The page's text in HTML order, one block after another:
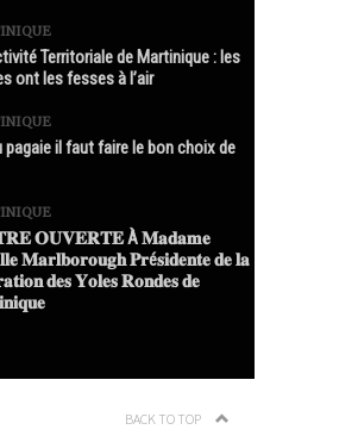
Territoriale de Martinique : les
ont les fesses à l’air
pagaie il faut faire le bon choix de
𝐎𝐔𝐕𝐄𝐑𝐓𝐄 À 𝐌𝐚𝐝𝐚𝐦𝐞
𝐌𝐚𝐫𝐥𝐛𝐨𝐫𝐨𝐮𝐠𝐡 𝐏𝐫é𝐬𝐢𝐝𝐞𝐧𝐭𝐞 𝐝𝐞 𝐥𝐚
𝐝𝐞𝐬 𝐘𝐨𝐥𝐞𝐬 𝐑𝐨𝐧𝐝𝐞𝐬 𝐝𝐞
BACK TO TOP